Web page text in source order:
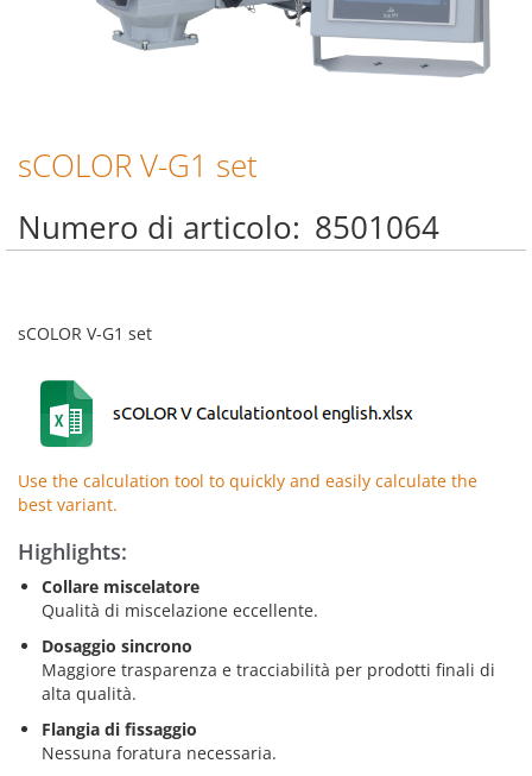
Vai
all'inizio
galleria
di
sCOLOR V-G1 set
Numero di articolo 8501064
sCOLOR V-G1 set
Use the calculation tool to quickly and easily calculate the
best variant.
Highlights:
Collare miscelatore
Qualità di miscelazione eccellente.
Dosaggio sincrono
Maggiore trasparenza e tracciabilità per prodotti finali di
alta qualità.
Flangia di fissaggio
Nessuna foratura necessaria.